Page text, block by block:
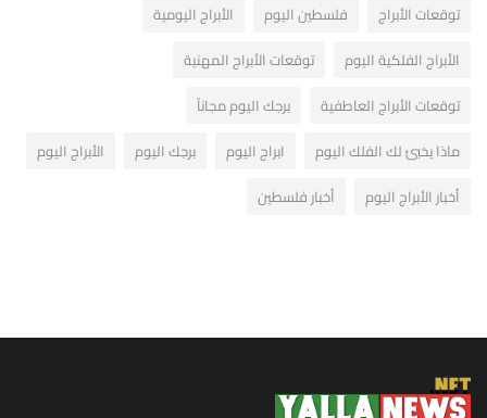
توقعات الأبراج
فلسطين اليوم
الأبراج اليومية
الأبراج الفلكية اليوم
توقعات الأبراج المهنية
توقعات الأبراج العاطفية
برجك اليوم مجاناً
ماذا يخبئ لك الفلك اليوم
ابراج اليوم برجك اليوم
الأبراج اليوم
أخبار الأبراج اليوم
أخبار فلسطين